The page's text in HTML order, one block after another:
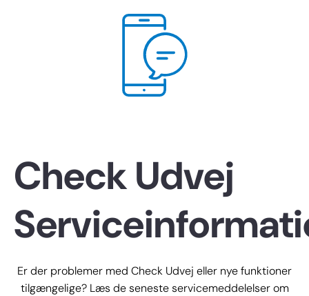
Check Udvej
Er der problemer med Check Udvej eller nye funktioner
tilgængelige? Læs de seneste servicemeddelelser om